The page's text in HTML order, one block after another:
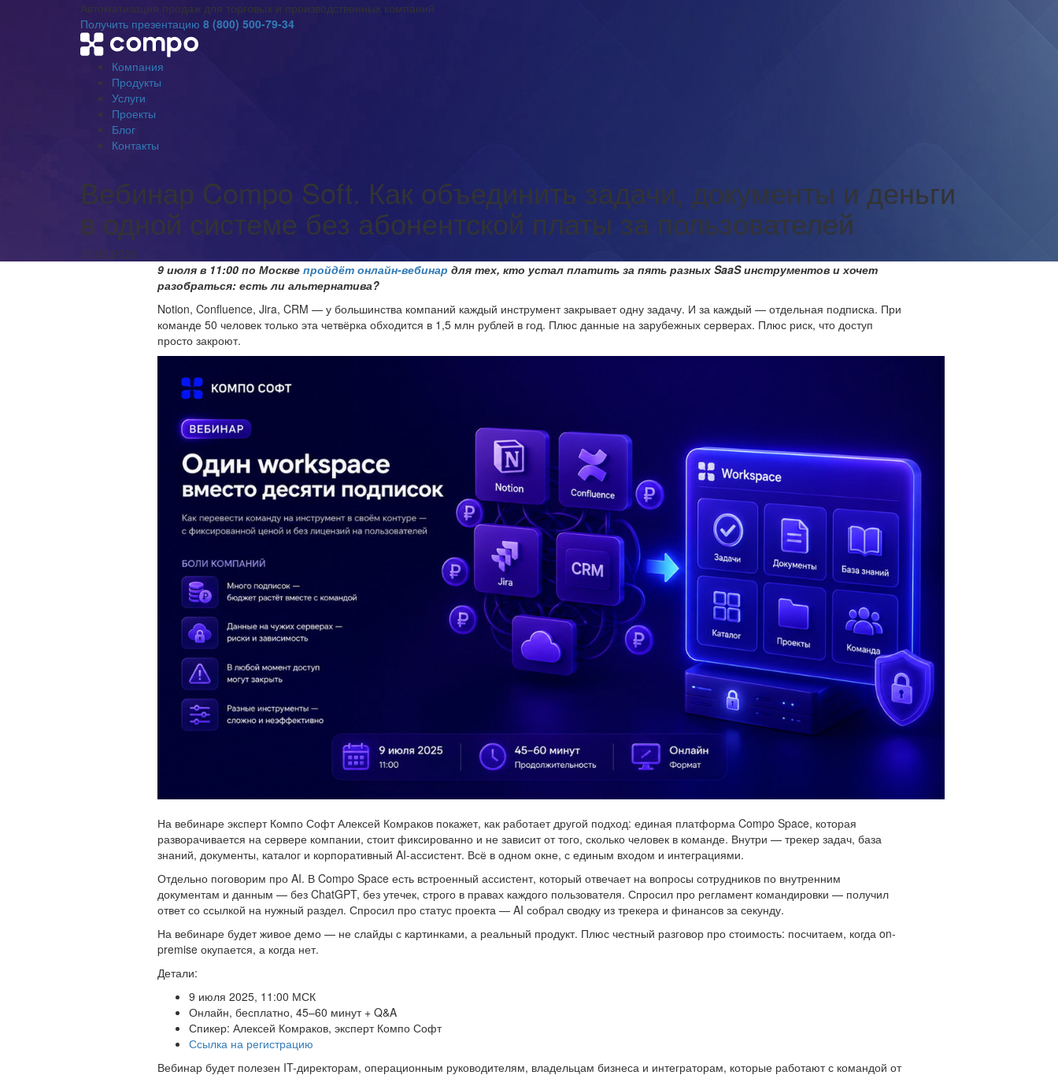
Автоматизация продаж для торговых и производственных компаний
Получить презентацию 8 (800) 500-79-34
Компания
Продукты
Услуги
Проекты
Блог
Контакты
Вебинар Compo Soft. Как объединить задачи, документы и деньги
в одной системе без абонентской платы за пользователей
17.06.2026
9 июля в 11:00 по Москве пройдёт онлайн-вебинар для тех, кто устал платить за пять разных SaaS инструментов и хочет
разобраться: есть ли альтернатива?
Notion, Confluence, Jira, CRM — у большинства компаний каждый инструмент закрывает одну задачу. И за каждый — отдельная подписка. При
команде 50 человек только эта четвёрка обходится в 1,5 млн рублей в год. Плюс данные на зарубежных серверах. Плюс риск, что доступ
просто закроют.
На вебинаре эксперт Компо Софт Алексей Комраков покажет, как работает другой подход: единая платформа Compo Space, которая
разворачивается на сервере компании, стоит фиксированно и не зависит от того, сколько человек в команде. Внутри — трекер задач, база
знаний, документы, каталог и корпоративный AI-ассистент. Всё в одном окне, с единым входом и интеграциями.
Отдельно поговорим про AI. В Compo Space есть встроенный ассистент, который отвечает на вопросы сотрудников по внутренним
документам и данным — без ChatGPT, без утечек, строго в правах каждого пользователя. Спросил про регламент командировки — получил
ответ со ссылкой на нужный раздел. Спросил про статус проекта — AI собрал сводку из трекера и финансов за секунду.
На вебинаре будет живое демо — не слайды с картинками, а реальный продукт. Плюс честный разговор про стоимость: посчитаем, когда on-
premise окупается, а когда нет.
Детали:
9 июля 2025, 11:00 МСК
Онлайн, бесплатно, 45–60 минут + Q&A
Спикер: Алексей Комраков, эксперт Компо Софт
Ссылка на регистрацию
Вебинар будет полезен IT-директорам, операционным руководителям, владельцам бизнеса и интеграторам, которые работают с командой от